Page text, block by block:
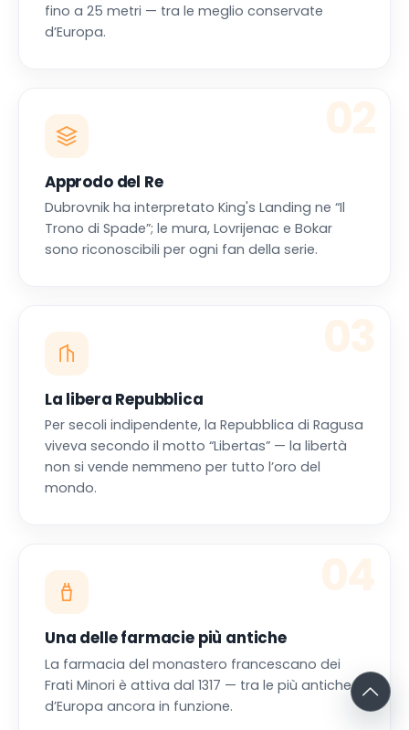
fino a 25 metri — tra le meglio conservate
d’Europa.
Approdo del Re
Dubrovnik ha interpretato King's Landing ne “Il
Trono di Spade”; le mura, Lovrijenac e Bokar
sono riconoscibili per ogni fan della serie.
La libera Repubblica
Per secoli indipendente, la Repubblica di Ragusa
viveva secondo il motto “Libertas” — la libertà
non si vende nemmeno per tutto l’oro del
mondo.
Una delle farmacie più antiche
La farmacia del monastero francescano dei
Frati Minori è attiva dal 1317 — tra le più antiche
d’Europa ancora in funzione.